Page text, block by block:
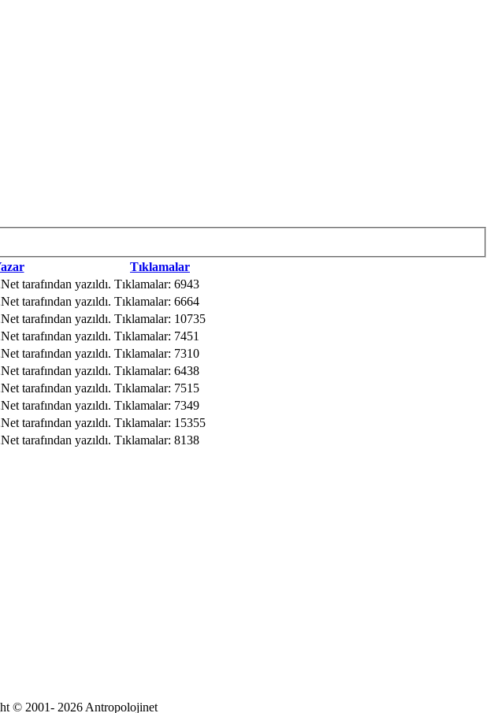
Tıklamalar
tarafından yazıldı. Tıklamalar: 6943
tarafından yazıldı. Tıklamalar: 6664
tarafından yazıldı. Tıklamalar: 10735
tarafından yazıldı. Tıklamalar: 7451
tarafından yazıldı. Tıklamalar: 7310
tarafından yazıldı. Tıklamalar: 6438
tarafından yazıldı. Tıklamalar: 7515
tarafından yazıldı. Tıklamalar: 7349
tarafından yazıldı. Tıklamalar: 15355
tarafından yazıldı. Tıklamalar: 8138
© 2001- 2026 Antropolojinet